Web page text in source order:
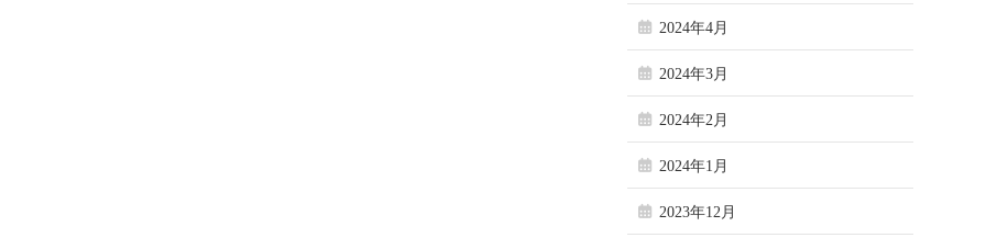
2024年4月
2024年3月
2024年2月
2024年1月
2023年12月